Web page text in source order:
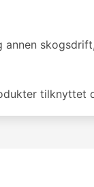
tilknyttet